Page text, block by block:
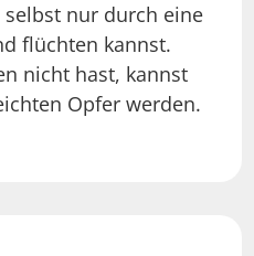
nur durch eine
flüchten kannst.
nicht hast, kannst
Opfer werden.